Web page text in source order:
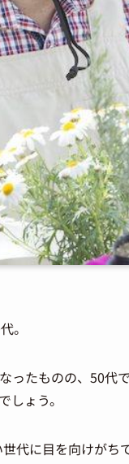
。
たものの、50代
ょう。
代に目を向けがち